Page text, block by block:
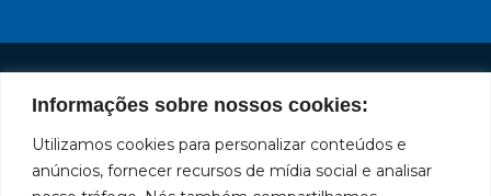
Informações sobre nossos cookies:
Utilizamos cookies para personalizar conteúdos e
anúncios, fornecer recursos de mídia social e analisar
Marca
líder
em
Políticas
Privacidade
Políticas
Institucional
A Bozza
Produtos
Fale
Conosco
SAC: 0800
Redes
Facebook